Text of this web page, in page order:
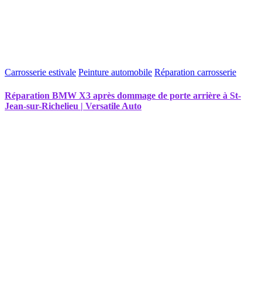
Carrosserie estivale Peinture automobile Réparation carrosserie
Réparation BMW X3 après dommage de porte arrière à St-
Jean-sur-Richelieu | Versatile Auto